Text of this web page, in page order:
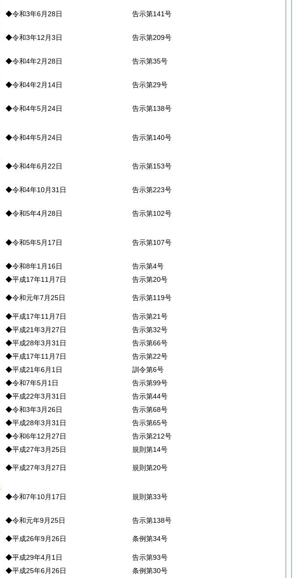
◆令和3年6月28日 告示第141号
◆令和3年12月3日 告示第209号
◆令和4年2月28日 告示第35号
◆令和4年2月14日 告示第29号
◆令和4年5月24日 告示第138号
◆令和4年5月24日 告示第140号
◆令和4年6月22日 告示第153号
◆令和4年10月31日 告示第223号
◆令和5年4月28日 告示第102号
◆令和5年5月17日 告示第107号
◆令和8年1月16日
告示第4号
◆平成17年11月7日
告示第20号
◆令和元年7月25日 告示第119号
◆平成17年11月7日
告示第21号
◆平成21年3月27日
告示第32号
◆平成28年3月31日
告示第66号
◆平成17年11月7日
告示第22号
◆平成21年6月1日
訓令第6号
◆令和7年5月1日
告示第99号
◆平成22年3月31日
告示第44号
◆令和3年3月26日
告示第68号
◆平成28年3月31日
告示第65号
◆令和6年12月27日
告示第212号
◆平成27年3月25日
規則第14号
◆平成27年3月27日 規則第20号
◆令和7年10月17日 規則第33号
◆令和元年9月25日
告示第138号
◆平成26年9月26日 条例第34号
◆平成29年4月1日
告示第93号
◆平成25年6月26日 条例第30号